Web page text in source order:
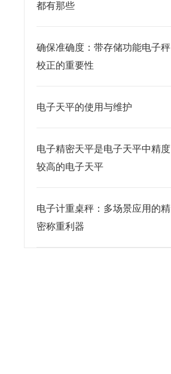
都有那些
确保准确度：带存储功能电子秤
校正的重要性
电子天平的使用与维护
电子精密天平是电子天平中精度
较高的电子天平
电子计重桌秤：多场景应用的精
密称重利器